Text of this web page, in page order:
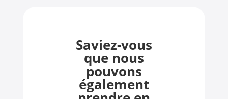
Saviez-vous
que nous
pouvons
également